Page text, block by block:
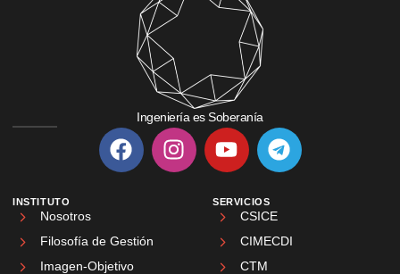
Ingeniería es Soberanía
INSTITUTO
Nosotros
Filosofía de Gestión
Imagen-Objetivo
SERVICIOS
CSICE
CIMECDI
CTM